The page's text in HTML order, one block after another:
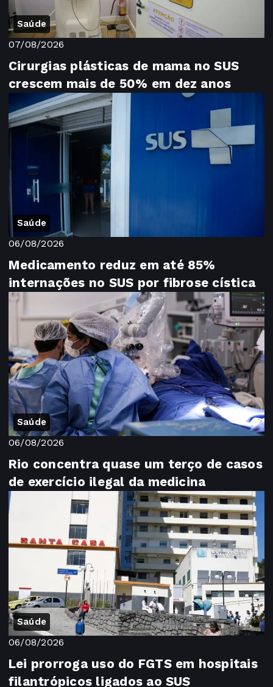
Saúde
07/08/2026
Cirurgias plásticas de mama no SUS
crescem mais de 50% em dez anos
Saúde
06/08/2026
Medicamento reduz em até 85%
internações no SUS por fibrose cística
Saúde
06/08/2026
Rio concentra quase um terço de casos
de exercício ilegal da medicina
Saúde
06/08/2026
Lei prorroga uso do FGTS em hospitais
filantrópicos ligados ao SUS